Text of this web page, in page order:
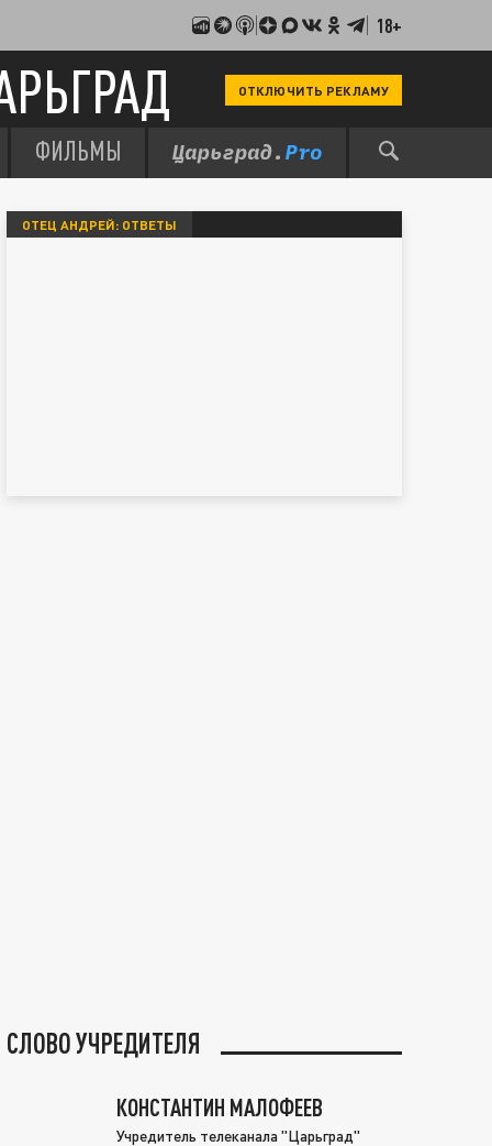
18+
ОТКЛЮЧИТЬ РЕКЛАМУ
ФИЛЬМЫ
ОТЕЦ АНДРЕЙ: ОТВЕТЫ
СЛОВО УЧРЕДИТЕЛЯ
КОНСТАНТИН МАЛОФЕЕВ
Учредитель телеканала "Царьград"